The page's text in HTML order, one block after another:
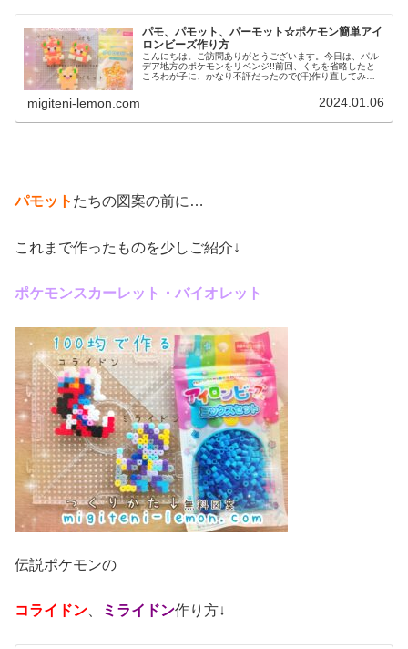
パモ、パモット、パーモット☆ポケモン簡単アイ
ロンビーズ作り方
こんにちは。ご訪問ありがとうございます。今日は、パル
デア地方のポケモンをリベンジ!!前回、くちを省略したと
ころわが子に、かなり不評だったので(汗)作り直してみま
migiteni-lemon.com 2024.01.06
パモット たちの図案の前に…
これまで作ったものを少しご紹介↓
ポケモンスカーレット・バイオレット
伝説ポケモンの
コライドン ミライドン作り方↓